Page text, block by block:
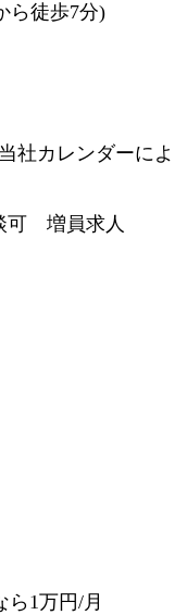
ら徒歩7分)
カレンダーによ
可 増員求人
1万円/月